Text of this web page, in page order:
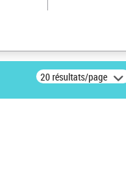
20 résultats/page